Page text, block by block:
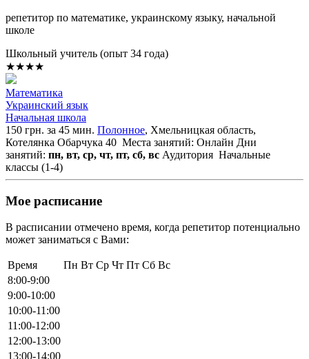
репетитор по математике, украинскому языку, начальной
школе
Школьный учитель (опыт 34 года)
★★★★
Математика
Украинский язык
Начальная школа
150 грн. за 45 мин. Полонное, Хмельницкая область,
Котелянка Обарчука 40 Места занятий: Онлайн Дни
занятий: пн, вт, ср, чт, пт, сб, вс Аудитория Начальные
классы (1-4)
Мое расписание
В расписании отмечено время, когда репетитор потенциально
может заниматься с Вами:
Время Пн Вт Ср Чт Пт Сб Вс
8:00-9:00
9:00-10:00
10:00-11:00
11:00-12:00
12:00-13:00
13:00-14:00